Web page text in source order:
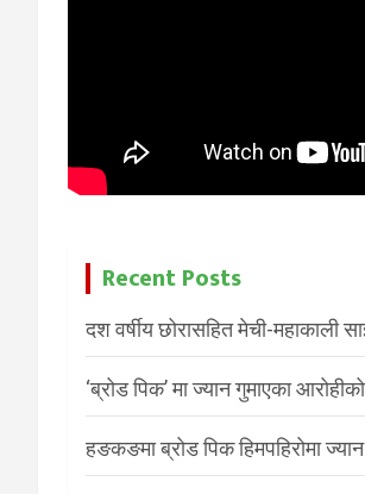
Recent Posts
दश वर्षीय छोरासहित मेची-महाकाली
‘ब्रोड पिक’ मा ज्यान गुमाएका
हङकङमा ब्रोड पिक हिमपहिरोमा